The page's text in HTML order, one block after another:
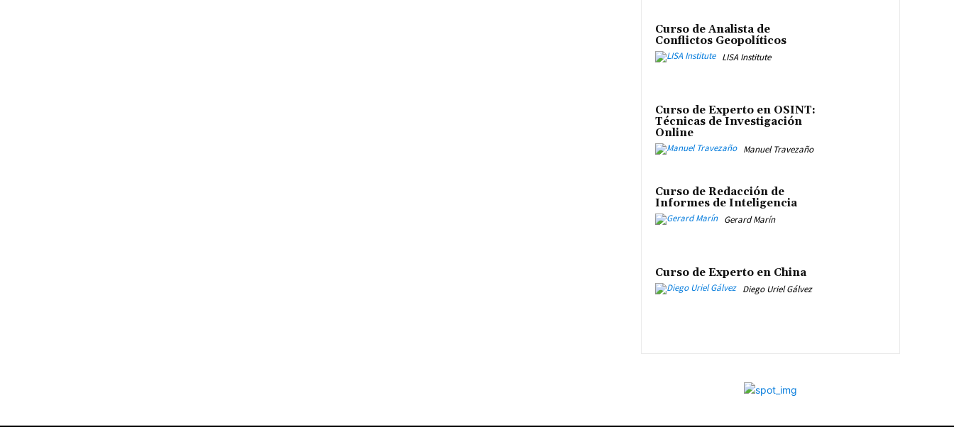
Curso de Analista de
Conflictos Geopolíticos
LISA Institute
Curso de Experto en OSINT:
Técnicas de Investigación
Online
Manuel Travezaño
Curso de Redacción de
Informes de Inteligencia
Gerard Marín
Curso de Experto en China
Diego Uriel Gálvez